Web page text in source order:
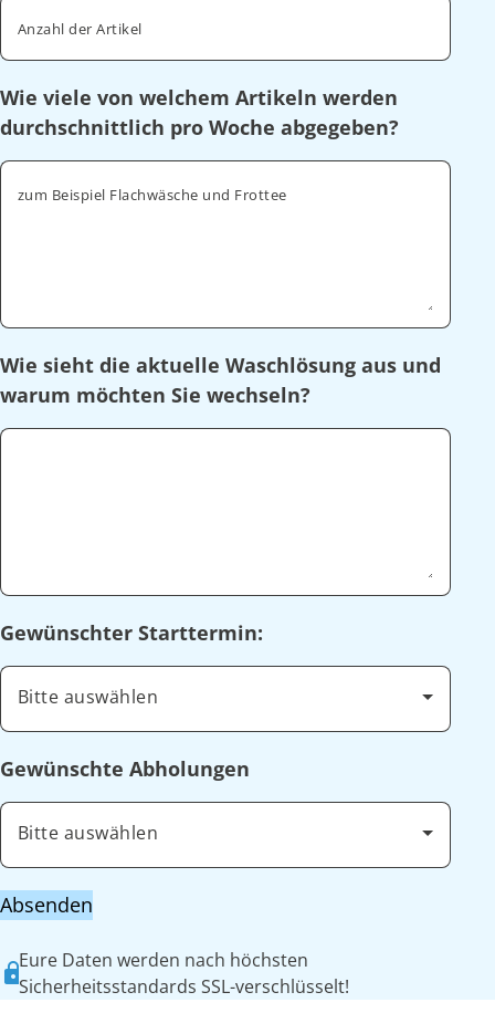
Anzahl der Artikel
Wie viele von welchem Artikeln werden
durchschnittlich pro Woche abgegeben?
zum Beispiel Flachwäsche und Frottee
Wie sieht die aktuelle Waschlösung aus und
warum möchten Sie wechseln?
Gewünschter Starttermin:
Bitte auswählen
Gewünschte Abholungen
Bitte auswählen
Absenden
Eure Daten werden nach höchsten
Sicherheitsstandards SSL-verschlüsselt!